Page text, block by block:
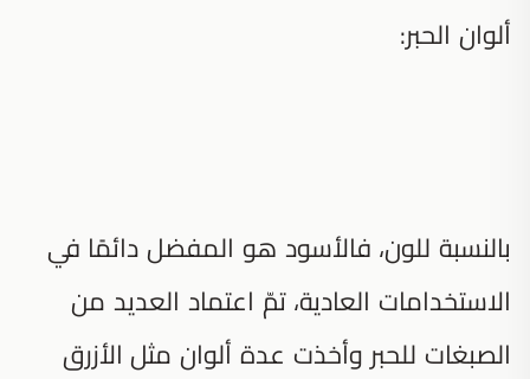
ألوان الحبر:
بالنسبة للون، فالأسود هو المفضل دائمًا في
الاستخدامات العادية، تمّ اعتماد العديد من
الصبغات للحبر وأخذت عدة ألوان مثل الأزرق